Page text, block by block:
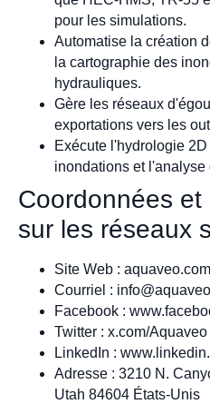
pour les simulations.
Automatise la création
la cartographie des
hydrauliques.
Gère les réseaux
exportations vers les
Exécute l'hydrologie
inondations et l'analyse
Coordonnées et
sur les réseaux
Site Web : aquaveo.com
Courriel :
Facebook :
Twitter : x.com/Aquaveo
LinkedIn :
Adresse : 3210 N.
Utah 84604 États-Unis